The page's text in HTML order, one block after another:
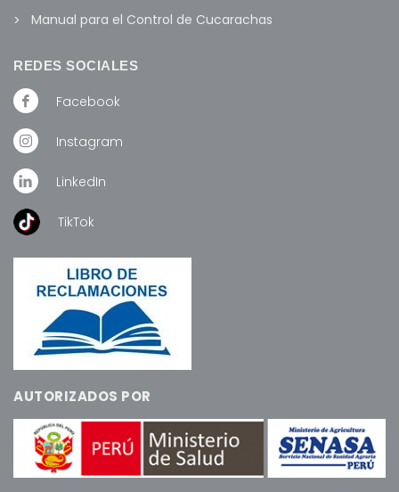
Manual para el Control de Cucarachas
REDES SOCIALES
Facebook
Instagram
LinkedIn
TikTok
AUTORIZADOS POR